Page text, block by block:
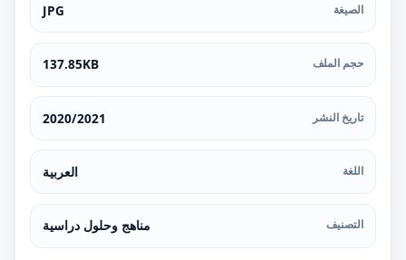
الصيغة JPG
حجم الملف 137.85KB
تاريخ النشر 2020/2021
اللغة العربية
التصنيف مناهج وحلول دراسية